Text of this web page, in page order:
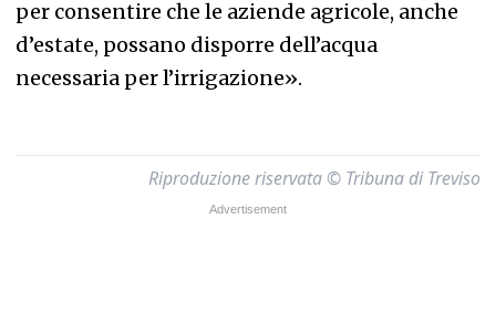
per consentire che le aziende agricole, anche
d’estate, possano disporre dell’acqua
necessaria per l’irrigazione».
Riproduzione riservata © Tribuna di Treviso